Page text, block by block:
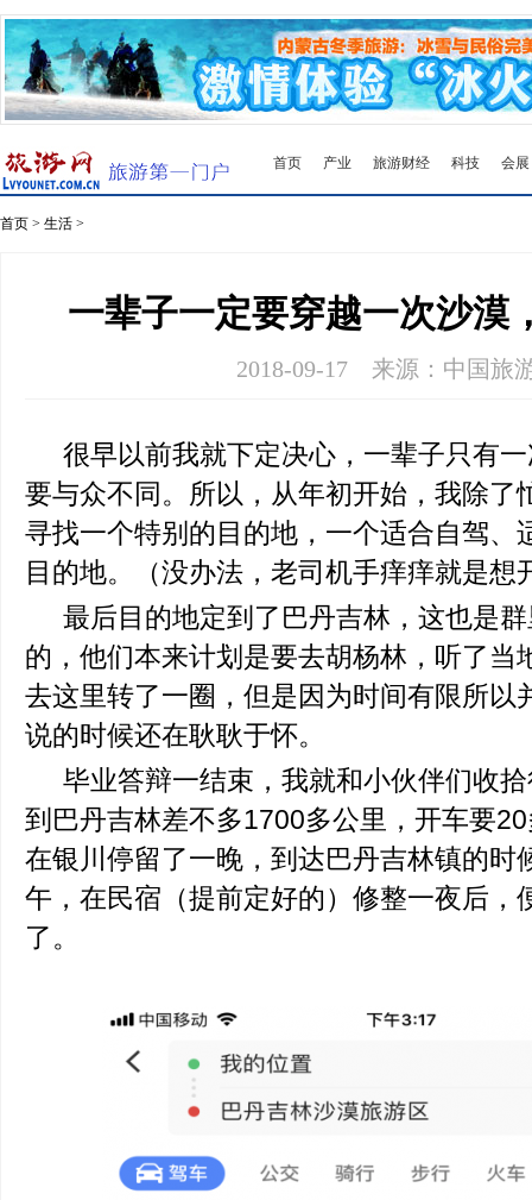
会展
科技
旅游财经
产业
首页
首页 > 生活 >
一辈子一定要穿越一次沙漠
2018-09-17 来源：中国旅
很早以前我就下定决心，一辈子只有
要与众不同。所以，从年初开始，我除了
寻找一个特别的目的地，一个适合自驾、
目的地。（没办法，老司机手痒痒就是想
最后目的地定到了巴丹吉林，这也是
的，他们本来计划是要去胡杨林，听了当
去这里转了一圈，但是因为时间有限所以
说的时候还在耿耿于怀。
毕业答辩一结束，我就和小伙伴们收
到巴丹吉林差不多1700多公里，开车要
在银川停留了一晚，到达巴丹吉林镇的时
午，在民宿（提前定好的）修整一夜后，
了。